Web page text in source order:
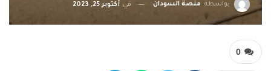
بواسطة منصة السودان في أكتوبر 25, 2023
0